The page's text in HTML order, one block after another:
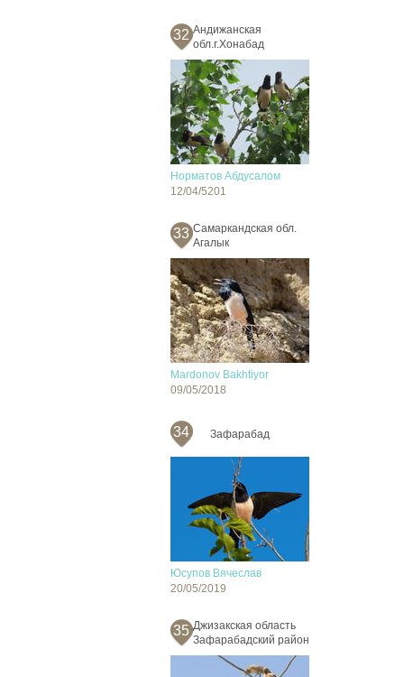
32 Андижанская
обл.г.Хонабад
Норматов Абдусалом
12/04/5201
33 Самаркандская обл.
Агалык
Mardonov Bakhtiyor
09/05/2018
34 Зафарабад
Юсупов Вячеслав
20/05/2019
35 Джизакская область
Зафарабадский район